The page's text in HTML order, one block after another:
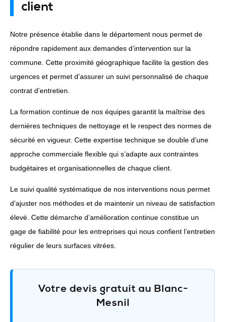
client
Notre présence établie dans le département nous permet de
répondre rapidement aux demandes d’intervention sur la
commune. Cette proximité géographique facilite la gestion des
urgences et permet d’assurer un suivi personnalisé de chaque
contrat d’entretien.
La formation continue de nos équipes garantit la maîtrise des
dernières techniques de nettoyage et le respect des normes de
sécurité en vigueur. Cette expertise technique se double d’une
approche commerciale flexible qui s’adapte aux contraintes
budgétaires et organisationnelles de chaque client.
Le suivi qualité systématique de nos interventions nous permet
d’ajuster nos méthodes et de maintenir un niveau de satisfaction
élevé. Cette démarche d’amélioration continue constitue un
gage de fiabilité pour les entreprises qui nous confient l’entretien
régulier de leurs surfaces vitrées.
Votre devis gratuit au Blanc-
Mesnil